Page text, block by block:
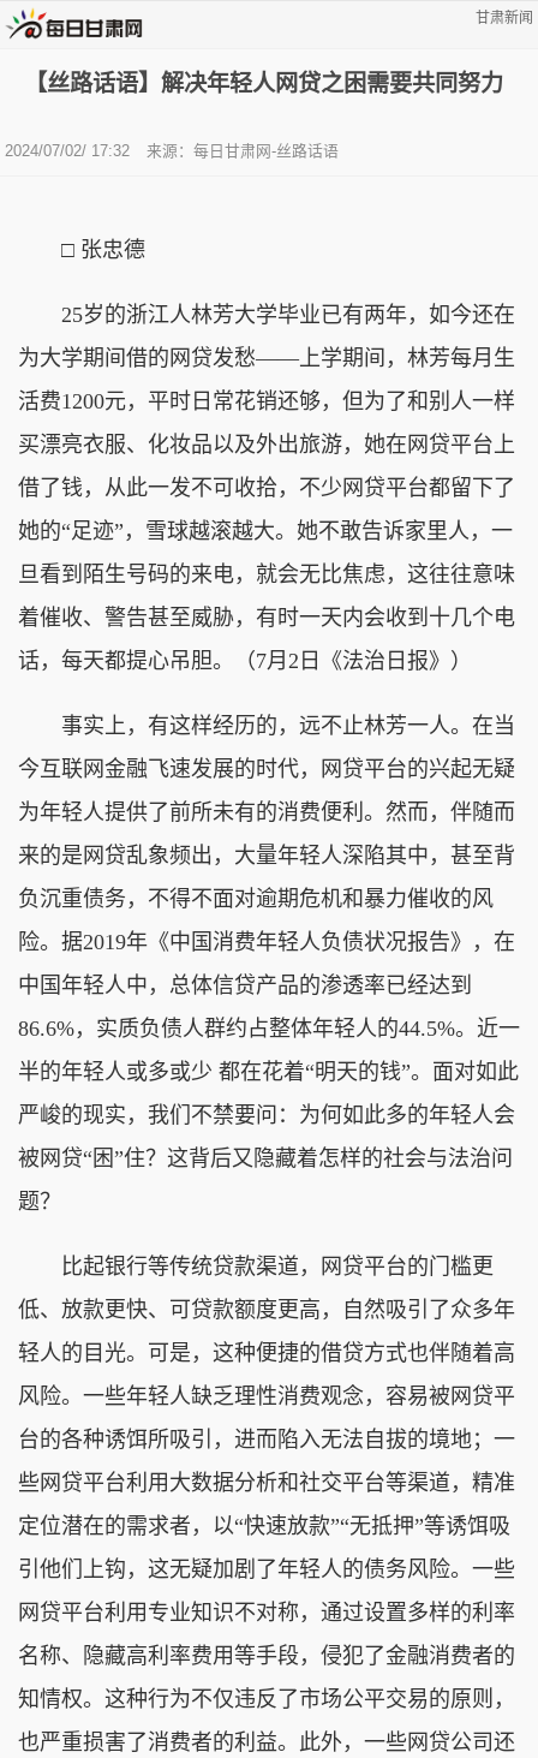
甘肃新闻
【丝路话语】解决年轻人网贷之困需要共同努力
2024/07/02/ 17:32 来源： 每日甘肃网-丝路话语
□ 张忠德
25岁的浙江人林芳大学毕业已有两年，如今还在
为大学期间借的网贷发愁——上学期间，林芳每月生
活费1200元，平时日常花销还够，但为了和别人一样
买漂亮衣服、化妆品以及外出旅游，她在网贷平台上
借了钱，从此一发不可收拾，不少网贷平台都留下了
她的“足迹”，雪球越滚越大。她不敢告诉家里人，一
旦看到陌生号码的来电，就会无比焦虑，这往往意味
着催收、警告甚至威胁，有时一天内会收到十几个电
话，每天都提心吊胆。（7月2日《法治日报》）
事实上，有这样经历的，远不止林芳一人。在当
今互联网金融飞速发展的时代，网贷平台的兴起无疑
为年轻人提供了前所未有的消费便利。然而，伴随而
来的是网贷乱象频出，大量年轻人深陷其中，甚至背
负沉重债务，不得不面对逾期危机和暴力催收的风
险。据2019年《中国消费年轻人负债状况报告》，在
中国年轻人中，总体信贷产品的渗透率已经达到
86.6%，实质负债人群约占整体年轻人的44.5%。近一
半的年轻人或多或少 都在花着“明天的钱”。面对如此
严峻的现实，我们不禁要问：为何如此多的年轻人会
被网贷“困”住？这背后又隐藏着怎样的社会与法治问
题？
比起银行等传统贷款渠道，网贷平台的门槛更
低、放款更快、可贷款额度更高，自然吸引了众多年
轻人的目光。可是，这种便捷的借贷方式也伴随着高
风险。一些年轻人缺乏理性消费观念，容易被网贷平
台的各种诱饵所吸引，进而陷入无法自拔的境地；一
些网贷平台利用大数据分析和社交平台等渠道，精准
定位潜在的需求者，以“快速放款”“无抵押”等诱饵吸
引他们上钩，这无疑加剧了年轻人的债务风险。一些
网贷平台利用专业知识不对称，通过设置多样的利率
名称、隐藏高利率费用等手段，侵犯了金融消费者的
知情权。这种行为不仅违反了市场公平交易的原则，
也严重损害了消费者的利益。此外，一些网贷公司还